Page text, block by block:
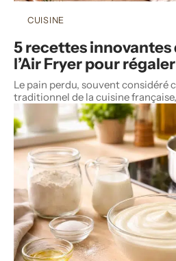
CUISINE
5 recettes innovantes
l’Air Fryer pour
Le pain perdu, souvent considéré
traditionnel de la cuisine